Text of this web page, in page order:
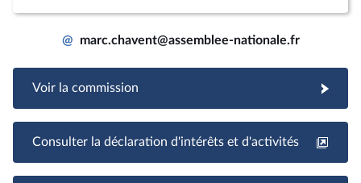
@ marc.chavent@assemblee-nationale.fr
Voir la commission
Consulter la déclaration d'intérêts et d'activités